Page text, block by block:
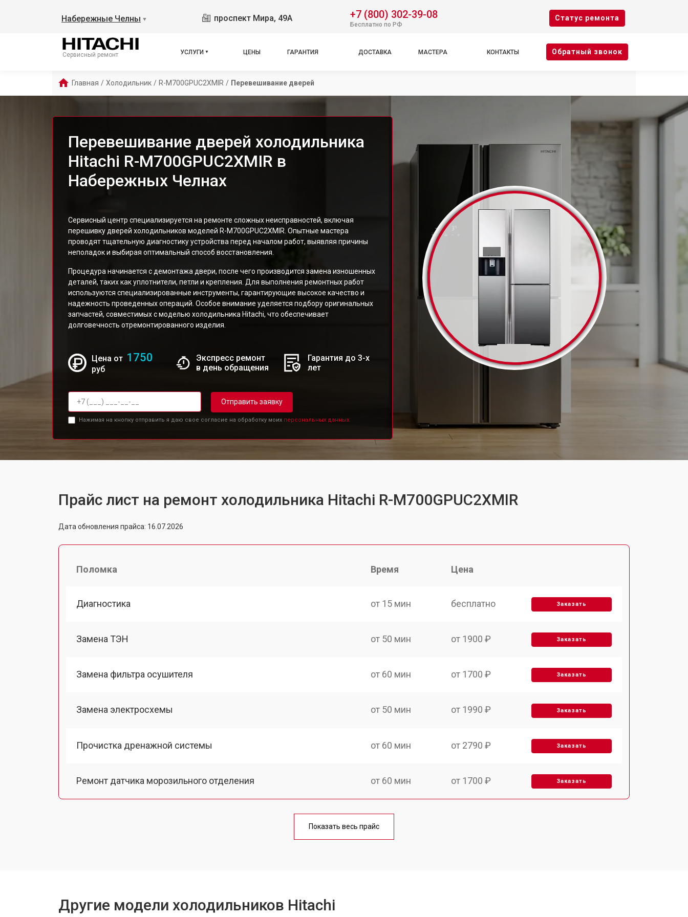
Набережные Челны ▼ проспект Мира, 49А +7 (800) 302-39-08
Бесплатно по РФ
Cтатус ремонта
Сервисный ремонт УСЛУГИ ЦЕНЫ ГАРАНТИЯ ДОСТАВКА МАСТЕРА КОНТАКТЫ Oбратный звонок
Главная / Холодильник / R-M700GPUC2XMIR / Перевешивание дверей
Перевешивание дверей холодильника
Hitachi R-M700GPUC2XMIR в
Набережных Челнах
Сервисный центр специализируется на ремонте сложных неисправностей, включая
перешивку дверей холодильников моделей R-M700GPUC2XMIR. Опытные мастера
проводят тщательную диагностику устройства перед началом работ, выявляя причины
неполадок и выбирая оптимальный способ восстановления.
Процедура начинается с демонтажа двери, после чего производится замена изношенных
деталей, таких как уплотнители, петли и крепления. Для выполнения ремонтных работ
используются специализированные инструменты, гарантирующие высокое качество и
надежность проведенных операций. Особое внимание уделяется подбору оригинальных
запчастей, совместимых с моделью холодильника Hitachi, что обеспечивает
долговечность отремонтированного изделия.
Цена от 1750
руб
Экспресс ремонт
в день обращения
Гарантия до 3-х
лет
Отправить заявку
Нажимая на кнопку отправить я даю свое согласие на обработку моих персональных данных.
Прайс лист на ремонт холодильника Hitachi R-M700GPUC2XMIR
Дата обновления прайса: 16.07.2026
Поломка Время Цена
Диагностика от 15 мин бесплатно Заказать
Замена ТЭН от 50 мин от 1900 ₽ Заказать
Замена фильтра осушителя от 60 мин от 1700 ₽ Заказать
Замена электросхемы от 50 мин от 1990 ₽ Заказать
Прочистка дренажной системы от 60 мин от 2790 ₽ Заказать
Ремонт датчика морозильного отделения от 60 мин от 1700 ₽ Заказать
от 50 мин
Показать весь прайс
Другие модели холодильников Hitachi